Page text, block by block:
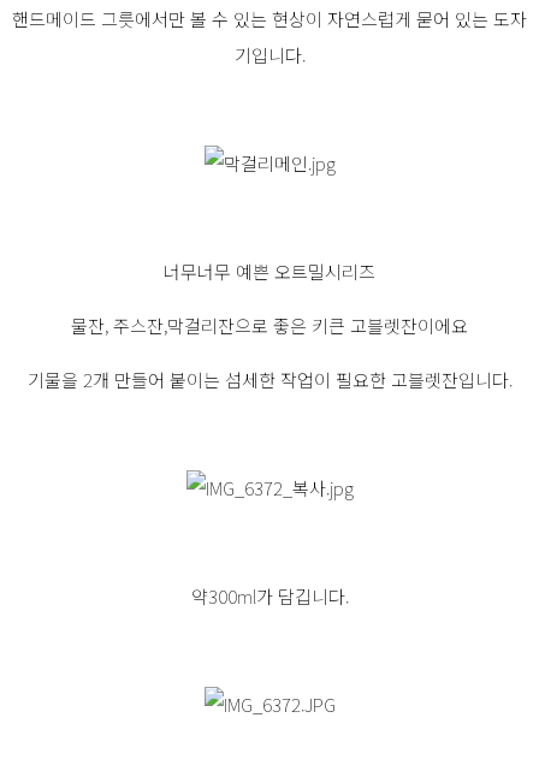
핸드메이드 그릇에서만 볼 수 있는 현상이 자연스럽게 묻어 있는 도자
기입니다.
너무너무 예쁜 오트밀시리즈
물잔, 주스잔,막걸리잔으로 좋은 키큰 고블렛잔이에요
기물을 2개 만들어 붙이는 섬세한 작업이 필요한 고블렛잔입니다.
약300ml가 담깁니다.